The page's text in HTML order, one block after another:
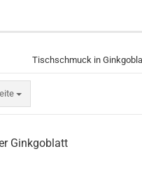
Tischschmuck in
Ginkgoblatt